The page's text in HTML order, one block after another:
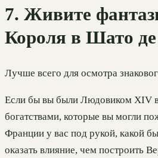
7. Живите
Короля в Шато
Лучше всего для осмотра
Если бы вы были Людовиком XIV
богатствами, которые вы могли
Франции у вас под рукой, какой
оказать влияние, чем построить